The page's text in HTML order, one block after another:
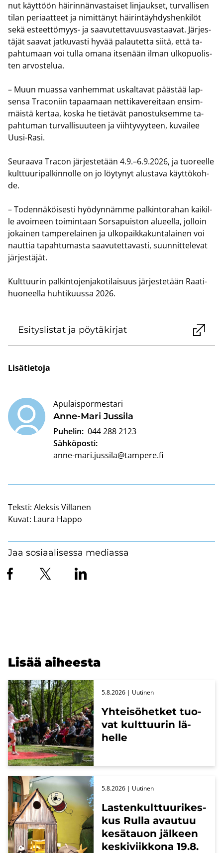
nut käyt­töön häi­rin­nän­vas­tai­set lin­jauk­set, tur­val­li­sen
tilan pe­ri­aat­teet ja ni­mit­tä­nyt häi­rin­täyh­dys­hen­ki­löt
sekä esteettömyys-​ ja saa­vu­tet­ta­vuus­vas­taa­vat. Jär­jes­
tä­jät saa­vat jat­ku­vas­ti hyvää pa­lau­tet­ta siitä, että ta­
pah­tu­maan voi tulla omana it­se­nään ilman ul­ko­puo­lis­
ten ar­vos­te­lua.
– Muun muas­sa van­hem­mat us­kal­ta­vat pääs­tää lap­
sen­sa Traco­niin ta­paa­maan net­ti­ka­ve­rei­taan en­sim­
mäis­tä ker­taa, koska he tie­tä­vät pa­nos­tuk­sem­me ta­
pah­tu­man tur­val­li­suu­teen ja viih­ty­vyy­teen, ku­vai­lee
Uusi-​Rasi.
Seu­raa­va Tracon jär­jes­te­tään 4.9.–6.9.2026, ja tuo­reel­le
kult­tuu­ri­pal­kin­nol­le on jo löy­ty­nyt alus­ta­va käyt­tö­koh­
de.
– To­den­nä­köi­ses­ti hyö­dyn­näm­me pal­kin­to­ra­han kai­kil­
le avoi­meen toi­min­taan Sors­a­puis­ton alu­eel­la, jol­loin
jo­kai­nen tam­pe­re­lai­nen ja ul­ko­paik­ka­kun­ta­lai­nen voi
naut­tia ta­pah­tu­mas­ta saa­vu­tet­ta­vas­ti, suun­nit­te­le­vat
jär­jes­tä­jät.
Kult­tuu­rin pal­kin­to­jen­ja­ko­ti­lai­suus jär­jes­te­tään Raa­ti­
huo­neel­la huh­ti­kuus­sa 2026.
Esi­tys­lis­tat ja pöy­tä­kir­jat
Li­sä­tie­to­ja
Anne-​Mari Jus­si­la
Apulaispormestari
Puhelin: 044 288 2123
Sähköposti:
anne-mari.jussila@tampere.fi
Teksti: Aleksis Villanen
Kuvat: Laura Happo
Jaa sosiaalisessa mediassa
Lisää ai­hees­ta
Yh­tei­sö­het­ket tuo­
vat kult­tuu­rin lä­
hel­le
5.8.2026 | Uu­ti­nen
Las­ten­kult­tuu­ri­kes­
kus Rulla avau­tuu
ke­sä­tauon jäl­keen
kes­ki­viik­ko­na 19.8.
5.8.2026 | Uu­ti­nen